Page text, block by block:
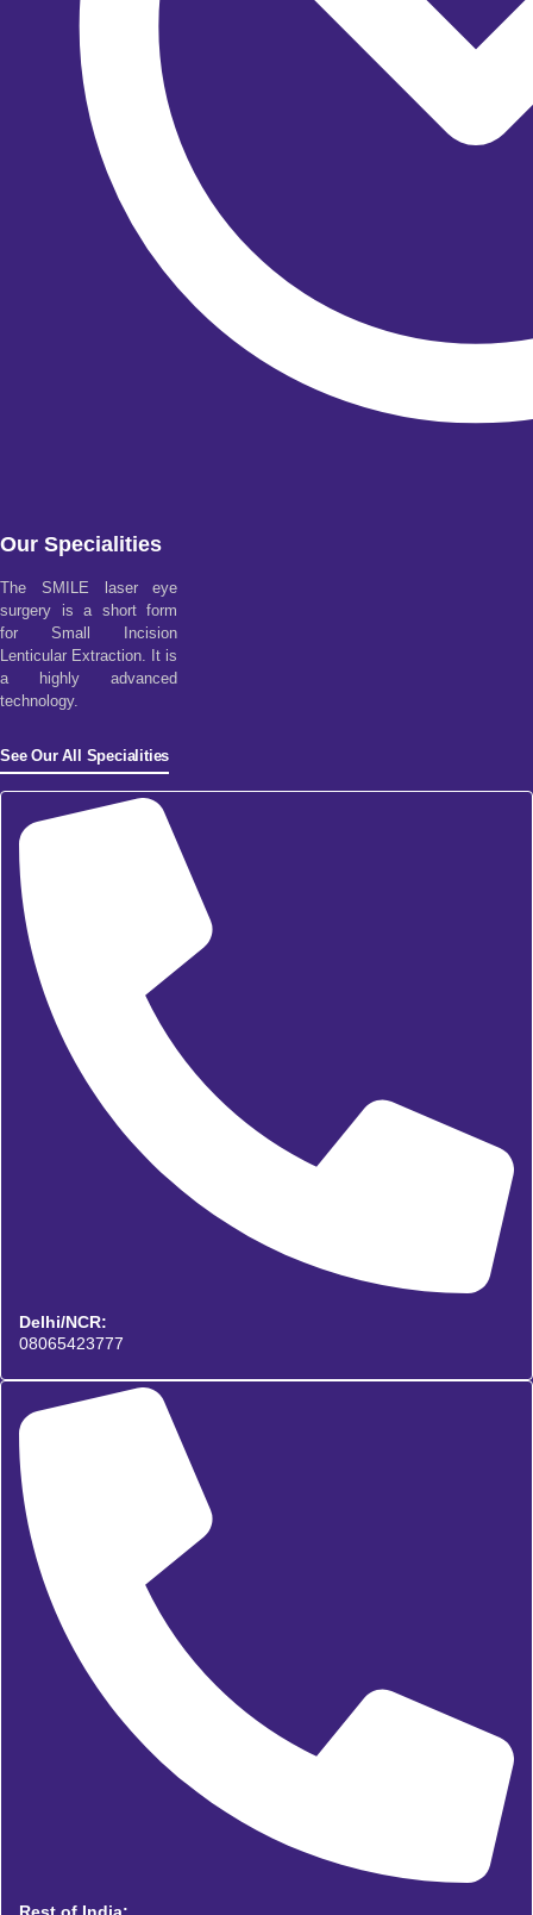
Our Specialities
The SMILE laser eye
surgery is a short form
for Small Incision
Lenticular Extraction. It is
a highly advanced
technology.
See Our All Specialities
Delhi/NCR:
08065423777